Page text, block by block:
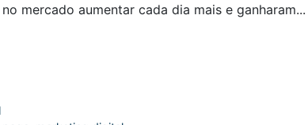
mercado aumentar cada dia mais e ganharam...